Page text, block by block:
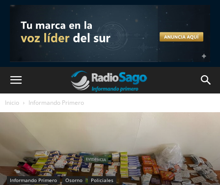
Inicio Informando Primero
Informando Primero Osorno Policiales